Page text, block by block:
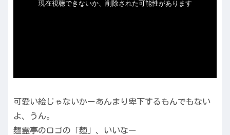
可愛い絵じゃないかーあんまり卑下するもんでもない
よ、うん。
麺霊亭のロゴの「麺」、いいなー